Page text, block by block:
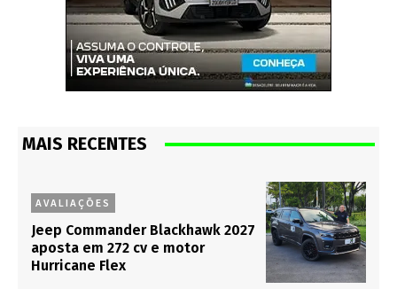
MAIS RECENTES
AVALIAÇÕES
Jeep Commander Blackhawk 2027
aposta em 272 cv e motor
Hurricane Flex